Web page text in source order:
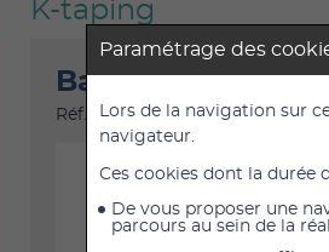
K-taping
Bande taping K-
Réf. : 2802L
Paramétrage des
Lors de la navigation sur
navigateur.
Ces cookies dont la durée
De vous proposer une
parcours au sein de la